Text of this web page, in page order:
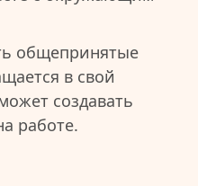
общепринятые
в свой
создавать
работе.